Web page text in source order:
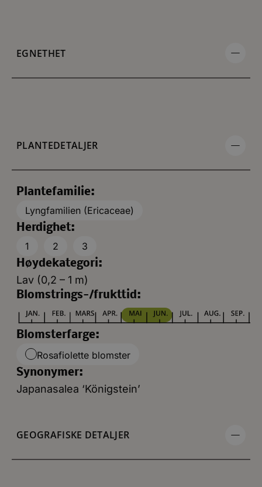
EGNETHET
PLANTEDETALJER
Plantefamilie:
Lyngfamilien (Ericaceae)
Herdighet:
1
2
3
Høydekategori:
Lav (0,2 – 1 m)
Blomstrings-/frukttid:
Blomsterfarge:
Rosafiolette blomster
Synonymer:
Japanasalea ‘Königstein’
GEOGRAFISKE DETALJER